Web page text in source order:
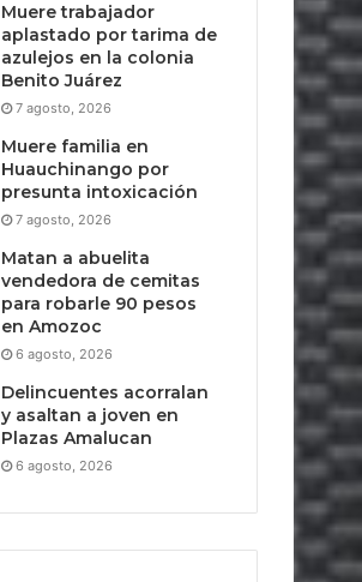
Muere trabajador
aplastado por tarima de
azulejos en la colonia
Benito Juárez
7 agosto, 2026
Muere familia en
Huauchinango por
presunta intoxicación
7 agosto, 2026
Matan a abuelita
vendedora de cemitas
para robarle 90 pesos
en Amozoc
6 agosto, 2026
Delincuentes acorralan
y asaltan a joven en
Plazas Amalucan
6 agosto, 2026